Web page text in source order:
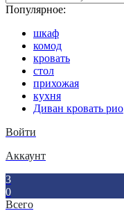
Популярное:
шкаф
комод
кровать
стол
прихожая
кухня
Диван кровать рио
Войти
Аккаунт
3
0
Всего